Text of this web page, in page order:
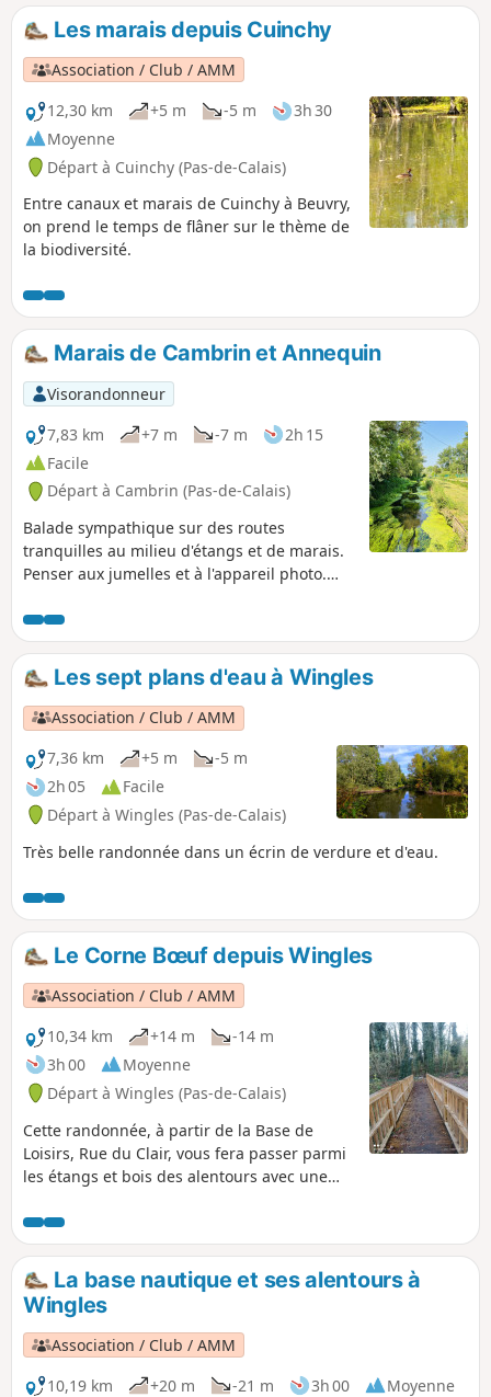
Les marais depuis Cuinchy
Association / Club / AMM
12,30 km
+5 m -5 m
3h 30
Moyenne
Départ à Cuinchy (Pas-de-Calais)
Entre canaux et marais de Cuinchy à Beuvry,
on prend le temps de flâner sur le thème de
la biodiversité.
Marais de Cambrin et Annequin
Visorandonneur
7,83 km
+7 m -7 m
2h 15
Facile
Départ à Cambrin (Pas-de-Calais)
Balade sympathique sur des routes
tranquilles au milieu d'étangs et de marais.
Penser aux jumelles et à l'appareil photo.
bienvenu.
Les sept plans d'eau à Wingles
Association / Club / AMM
7,36 km
+5 m
-5 m
2h 05
Facile
Départ à Wingles (Pas-de-Calais)
Très belle randonnée dans un écrin de verdure et d'eau.
Le Corne Bœuf depuis Wingles
Association / Club / AMM
10,34 km
+14 m
-14 m
3h 00
Moyenne
Départ à Wingles (Pas-de-Calais)
Cette randonnée, à partir de la Base de
Loisirs, Rue du Clair, vous fera passer parmi
les étangs et bois des alentours avec une
montées sans oublier le Flot de Wingles
La base nautique et ses alentours à
Wingles
Association / Club / AMM
10,19 km
+20 m -21 m 3h 00
Moyenne